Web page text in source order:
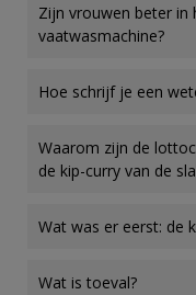
Zijn vrouwen beter in
vaatwasmachine?
Hoe schrijf je een
Waarom zijn de
de kip-curry van de
Wat was er eerst: de
Wat is toeval?